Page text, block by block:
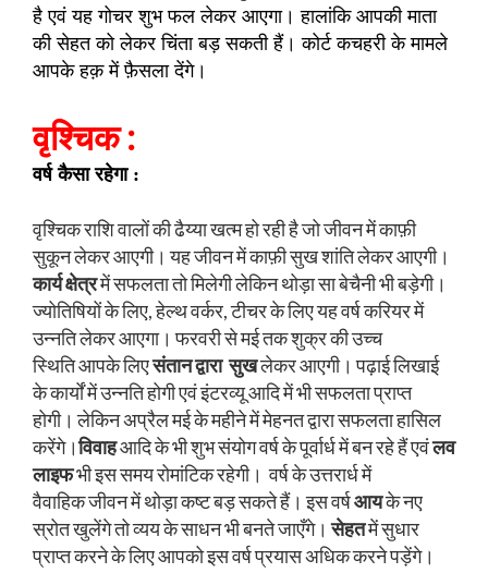
है एवं यह गोचर शुभ फल लेकर आएगा। हालांकि आपकी माता
की सेहत को लेकर चिंता बड़ सकती हैं। कोर्ट कचहरी के मामले
आपके हक़ में फ़ैसला देंगे।
वृश्चिक :
वर्ष कैसा रहेगा :
वृश्चिक राशि वालों की ढैय्या खत्म हो रही है जो जीवन में काफ़ी
सुकून लेकर आएगी। यह जीवन में काफ़ी सुख शांति लेकर आएगी।
कार्य क्षेत्रमें सफलता तो मिलेगी लेकिन थोड़ा सा बेचैनी भी बड़ेगी।
ज्योतिषियों के लिए, हेल्थ वर्कर, टीचर के लिए यह वर्ष करियर में
उन्नति लेकर आएगा। फरवरी से मई तक शुक्र की उच्च
स्थिति आपके लिएसंतान द्वारा सुखलेकर आएगी। पढ़ाई लिखाई
के कार्यों में उन्नति होगी एवं इंटरव्यू आदि में भी सफलता प्राप्त
होगी। लेकिन अप्रैल मई के महीने में मेहनत द्वारा सफलता हासिल
करेंगे।विवाहआदि के भी शुभ संयोग वर्ष के पूर्वार्ध में बन रहे हैं एवंलव
लाइफभी इस समय रोमांटिक रहेगी। वर्ष के उत्तरार्ध में
वैवाहिक जीवन में थोड़ा कष्ट बड़ सकते हैं। इस वर्षआयके नए
स्रोत खुलेंगे तो व्यय के साधन भी बनते जाएँगे।सेहतमें सुधार
प्राप्त करने के लिए आपको इस वर्ष प्रयास अधिक करने पड़ेंगे।